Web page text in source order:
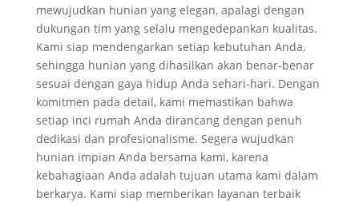
mewujudkan hunian yang elegan, apalagi dengan
dukungan tim yang selalu mengedepankan kualitas.
Kami siap mendengarkan setiap kebutuhan Anda,
sehingga hunian yang dihasilkan akan benar-benar
sesuai dengan gaya hidup Anda sehari-hari. Dengan
komitmen pada detail, kami memastikan bahwa
setiap inci rumah Anda dirancang dengan penuh
dedikasi dan profesionalisme. Segera wujudkan
hunian impian Anda bersama kami, karena
kebahagiaan Anda adalah tujuan utama kami dalam
berkarya. Kami siap memberikan layanan terbaik